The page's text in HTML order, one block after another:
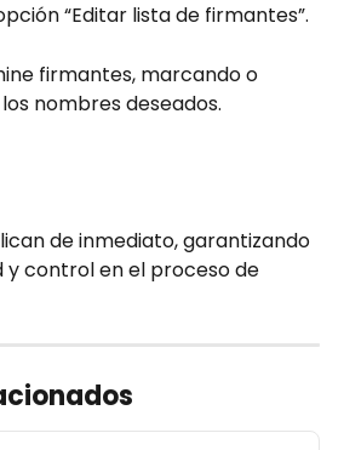
“Editar lista de firmantes”.
firmantes, marcando o
nombres deseados.
de inmediato, garantizando
control en el proceso de